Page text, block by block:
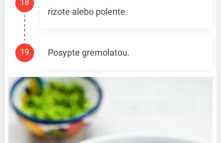
rizote alebo polente.
Posypte gremolatou.